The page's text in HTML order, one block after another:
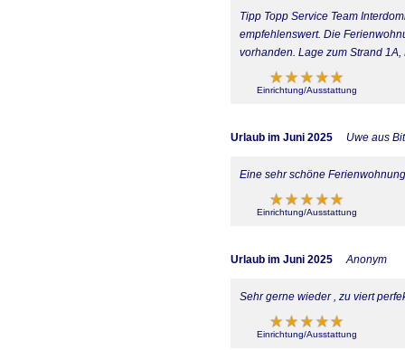
Tipp Topp Service Team
empfehlenswert. Die
vorhanden. Lage zum Strand
Einrichtung/Ausstattung
Urlaub im Juni 2025 Uwe aus
Eine sehr schöne
Einrichtung/Ausstattung
Urlaub im Juni 2025 Anonym
Sehr gerne wieder , zu viert
Einrichtung/Ausstattung